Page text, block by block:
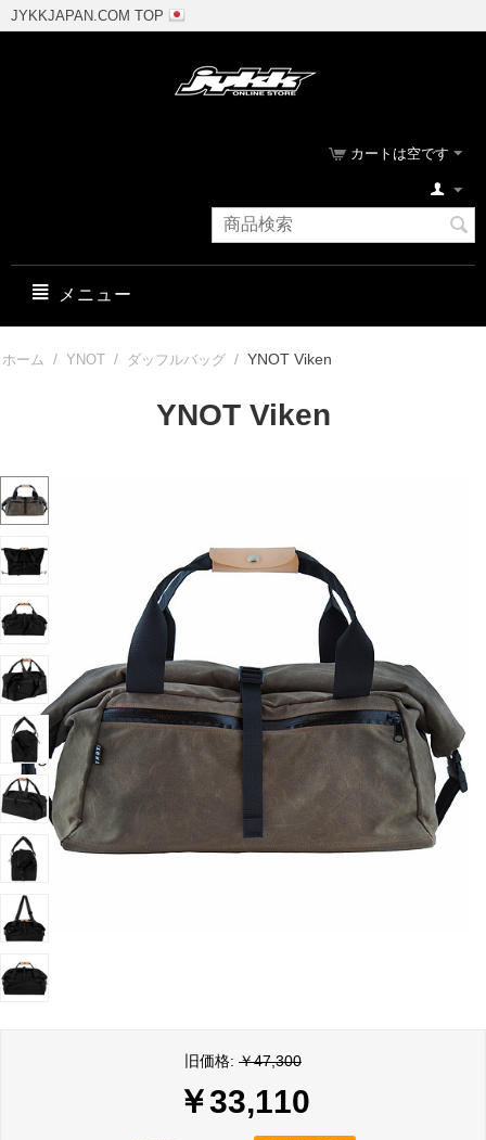
JYKKJAPAN.COM TOP
カートは空です
メニュー
ホーム / YNOT / ダッフルバッグ / YNOT Viken
YNOT Viken
旧価格: ￥47,300
￥33,110